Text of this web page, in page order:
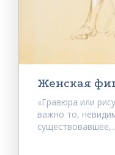
Женская
«Гравюра или
важно то,